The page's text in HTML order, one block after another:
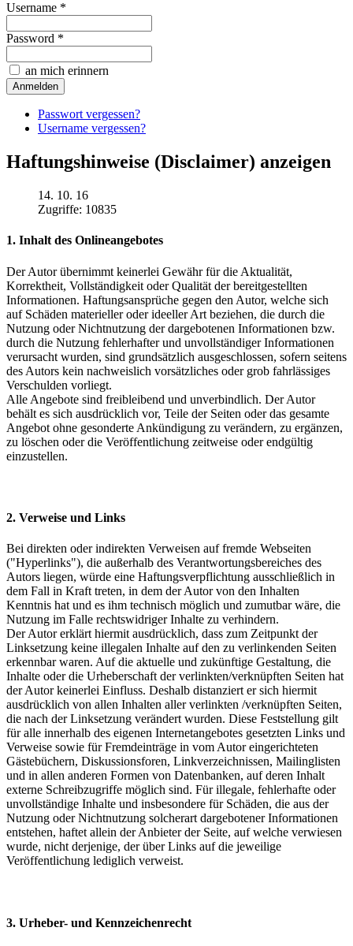
Username *
Password *
an mich erinnern
Passwort vergessen?
Username vergessen?
Haftungshinweise (Disclaimer) anzeigen
14. 10. 16
Zugriffe: 10835
1. Inhalt des Onlineangebotes
Der Autor übernimmt keinerlei Gewähr für die Aktualität,
Korrektheit, Vollständigkeit oder Qualität der bereitgestellten
Informationen. Haftungsansprüche gegen den Autor, welche sich
auf Schäden materieller oder ideeller Art beziehen, die durch die
Nutzung oder Nichtnutzung der dargebotenen Informationen bzw.
durch die Nutzung fehlerhafter und unvollständiger Informationen
verursacht wurden, sind grundsätzlich ausgeschlossen, sofern seitens
des Autors kein nachweislich vorsätzliches oder grob fahrlässiges
Verschulden vorliegt.
Alle Angebote sind freibleibend und unverbindlich. Der Autor
behält es sich ausdrücklich vor, Teile der Seiten oder das gesamte
Angebot ohne gesonderte Ankündigung zu verändern, zu ergänzen,
zu löschen oder die Veröffentlichung zeitweise oder endgültig
einzustellen.
2. Verweise und Links
Bei direkten oder indirekten Verweisen auf fremde Webseiten
("Hyperlinks"), die außerhalb des Verantwortungsbereiches des
Autors liegen, würde eine Haftungsverpflichtung ausschließlich in
dem Fall in Kraft treten, in dem der Autor von den Inhalten
Kenntnis hat und es ihm technisch möglich und zumutbar wäre, die
Nutzung im Falle rechtswidriger Inhalte zu verhindern.
Der Autor erklärt hiermit ausdrücklich, dass zum Zeitpunkt der
Linksetzung keine illegalen Inhalte auf den zu verlinkenden Seiten
erkennbar waren. Auf die aktuelle und zukünftige Gestaltung, die
Inhalte oder die Urheberschaft der verlinkten/verknüpften Seiten hat
der Autor keinerlei Einfluss. Deshalb distanziert er sich hiermit
ausdrücklich von allen Inhalten aller verlinkten /verknüpften Seiten,
die nach der Linksetzung verändert wurden. Diese Feststellung gilt
für alle innerhalb des eigenen Internetangebotes gesetzten Links und
Verweise sowie für Fremdeinträge in vom Autor eingerichteten
Gästebüchern, Diskussionsforen, Linkverzeichnissen, Mailinglisten
und in allen anderen Formen von Datenbanken, auf deren Inhalt
externe Schreibzugriffe möglich sind. Für illegale, fehlerhafte oder
unvollständige Inhalte und insbesondere für Schäden, die aus der
Nutzung oder Nichtnutzung solcherart dargebotener Informationen
entstehen, haftet allein der Anbieter der Seite, auf welche verwiesen
wurde, nicht derjenige, der über Links auf die jeweilige
Veröffentlichung lediglich verweist.
3. Urheber- und Kennzeichenrecht